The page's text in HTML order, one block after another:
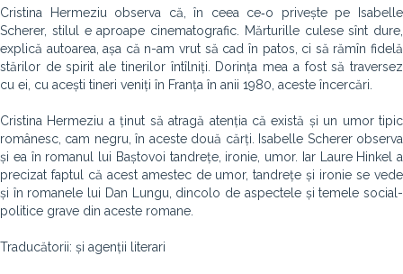
Cristina Hermeziu observa că, în ceea ce‑o privește pe Isabelle
Scherer, stilul e aproape cinematografic. Mărturille culese sînt dure,
explică autoarea, așa că n-am vrut să cad în patos, ci să rămîn fidelă
stărilor de spirit ale tinerilor întîlniți. Dorința mea a fost să traversez
cu ei, cu acești tineri veniți în Franța în anii 1980, aceste încercări.
Cristina Hermeziu a ținut să atragă aten­ția că există și un umor tipic
românesc, cam negru, în aceste două cărți. Isabelle Scherer observa
și ea în romanul lui Baștovoi tandrețe, ironie, umor. Iar Laure Hinkel a
precizat faptul că acest amestec de umor, tandrețe și ironie se vede
și în romanele lui Dan Lungu, dincolo de aspectele și temele social-
politice grave din aceste romane.
Traducătorii: și agenții literari